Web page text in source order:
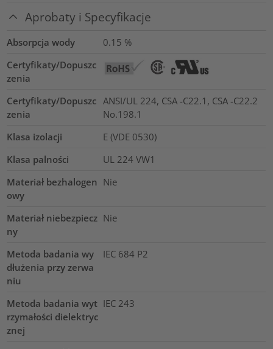
Aprobaty i Specyfikacje
Absorpcja wody 0.15 %
Certyfikaty/Dopuszc
zenia
Certyfikaty/Dopuszc
zenia
ANSI/UL 224, CSA -C22.1, CSA -C22.2
No.198.1
Klasa izolacji
E (VDE 0530)
Klasa palności
UL 224 VW1
Materiał bezhalogen
owy
Nie
Materiał niebezpiecz
ny
Nie
Metoda badania wy
dłużenia przy zerwa
niu
IEC 684 P2
Metoda badania wyt
rzymałości dielektryc
znej
IEC 243